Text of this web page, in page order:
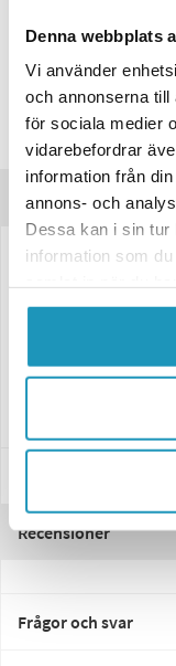
Denna webbplats
Vi använder
och annonserna till
för sociala medier
vidarebefordrar
information från
annons- och
Dessa kan i sin tur
information som
Lägsta pris de
Leverans- &
Spara produkt
Frågor om produkten?
Produktinformation
Glödlampa 1078 24V 21/
Egenskaper:
• Effekt: 21/5W
• Sockel: BAY15D
Recensioner
Frågor och svar